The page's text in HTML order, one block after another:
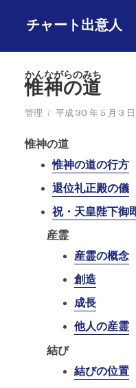
チャート出意人
惟神の道
かんながらのみち
管理 平成 30 年 5 月 3 日
惟神の道
惟神の道の行方
退位礼正殿の儀
祝・天皇陛下御
産霊
産霊の概念
創造
成長
他人の産霊
結び
結びの位置